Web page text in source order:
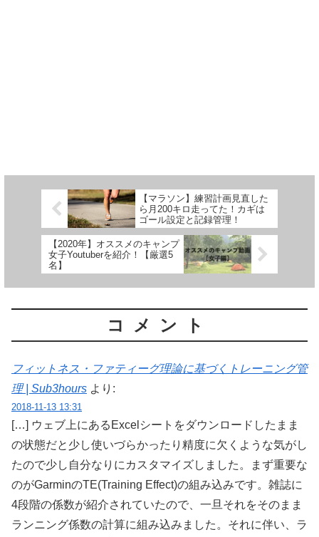
【マラソン】練習計画見直した
ら月200キロ走ってた！カギは
ゴール設定と記録管理！
【2020年】オススメのキャンプ
女子Youtuberを紹介！【厳選5
名】
コメント
フィットネス・ファティーグ理論に基づくトレーニング管
理 | Sub3hours より:
2018-11-13 13:31
[…] ウェブ上にあるExcelシートをダウンロードしたまま
の状態だと少し使いづらかったり精度に欠くような気がし
たので少し自分なりにカスタマイズしました。まず重要な
のがGarminのTE(Training Effect)の組み込みです。雑誌に
4段階の係数が紹介されていたので、一旦それをそのまま
ランニング係数の計算に組み込みました。それに伴い、ラ